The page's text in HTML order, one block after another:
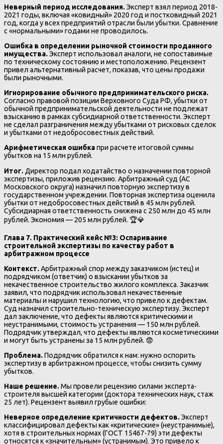
Неверный период исследования.Эксперт взял период 2018-
2021 годы, включая «ковидный» 2020 год и постковидный 2021
год, когда у всех предприятий отрасли были убытки. Сравнение
с «нормальными» годами не проводилось.
Ошибка в определении рыночной стоимости проданного
имущества.Эксперт использовал аналоги, не сопоставимые
по техническому состоянию и местоположению. Рецензент
привел альтернативный расчет, показав, что цены продажи
были рыночными.
Игнорирование обычного предпринимательского риска.
Согласно правовой позиции Верховного Суда РФ, убытки от
обычной предпринимательской деятельности не подлежат
взысканию в рамках субсидиарной ответственности. Эксперт
не сделал разграничения между убытками от рисковых сделок
и убытками от недобросовестных действий.
Арифметическая ошибкапри расчете итоговой суммы
убытков на 15 млн рублей.
Итог. Директор подал ходатайство о назначении повторной
экспертизы, приложив рецензию. Арбитражный суд (АС
Московского округа) назначил повторную экспертизу в
государственном учреждении. Повторная экспертиза оценила
убытки от недобросовестных действий в 45 млн рублей.
Субсидиарная ответственность снижена с 250 млн до 45 млн
рублей. Экономия — 205 млн рублей. 🏆💎
Глава 7. Практический кейс №3: Оспаривание
строительной экспертизы по качеству работ в
арбитражном процессе
Контекст.Арбитражный спор между заказчиком (истец) и
подрядчиком (ответчик) о взыскании убытков за
некачественное строительство жилого комплекса. Заказчик
заявил, что подрядчик использовал некачественные
материалы и нарушил технологию, что привело к дефектам.
Суд назначил строительно-техническую экспертизу. Эксперт
дал заключение, что дефекты являются критическими и
неустранимыми, стоимость устранения — 150 млн рублей.
Подрядчик утверждал, что дефекты являются косметическими
и могут быть устранены за 15 млн рублей. 😨
Проблема.Подрядчик обратился к нам: нужно оспорить
экспертизу в арбитражном процессе, чтобы снизить сумму
убытков.
Наше решение.Мы провели рецензию силами эксперта-
строителя высшей категории (доктора технических наук, стаж
25 лет). Рецензент выявил грубые ошибки:
Неверное определение критичности дефектов.Эксперт
классифицировал дефекты как «критические» (неустранимые),
хотя в строительных нормах (ГОСТ 15467-79) эти дефекты
относятся к «значительным» (устранимым). Это привело к